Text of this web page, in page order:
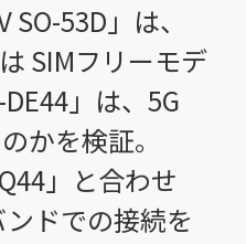
53D」は、
SIMフリーモデ
」は、5G
かを検証。
」と合わせ
ドでの接続を